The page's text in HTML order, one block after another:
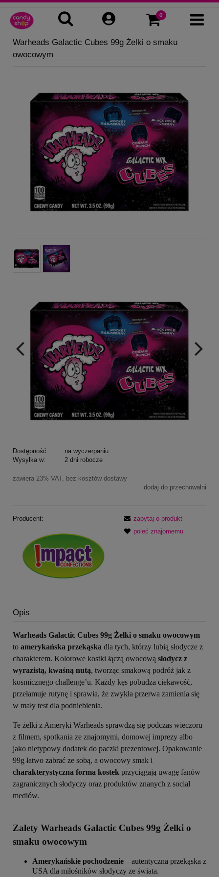
Warheads Galactic Cubes 99g Żelki o smaku
owocowym
Dostępność:
na wyczerpaniu
Wysyłka w:
2 dni robocze
zawiera 23% VAT, bez kosztów dostawy
dodaj do przechowalni
Producent:
zapytaj o produkt
poleć znajomemu
Opis
Warheads Galactic Cubes 99g Żelki o smaku owocowym
to amerykańska przekąska dla tych, którzy lubią słodycze z
charakterem. Kolorowe kostki łączą owocową słodycz z
wyrazistą, kwaśną nutą, tworząc smakową podróż jak z
kosmicznego challenge’u. Każdy kęs pobudza ciekawość,
przełamuje rutynę i sprawia, że zwykła przerwa zamienia się
w mały test dla podniebienia.
Te żelki z Ameryki Warheads sprawdzą się podczas wieczoru
z filmem, spotkania ze znajomymi, domowej imprezy albo
jako nietypowy dodatek do paczki prezentowej. Opakowanie
99g łatwo zabrać ze sobą, a owocowy smak i
charakterystyczna forma kostek przyciągają uwagę fanów
zagranicznych słodyczy oraz produktów znanych z social
mediów.
Zalety Warheads Galactic Cubes 99g Żelki o
smaku owocowym
Amerykańskie pochodzenie – autentyczna przekąska z
USA dla miłośników słodyczy ze świata.